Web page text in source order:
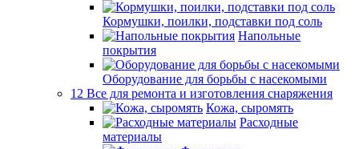
Кормушки, поилки, подставки под соль
Напольные
покрытия
Оборудование для борьбы с насекомыми
12 Все для ремонта и изготовления снаряжения
Кожа, сыромять
Расходные
материалы